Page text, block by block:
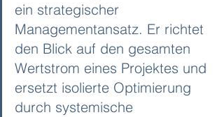
ein strategischer
Managementansatz. Er richtet
den Blick auf den gesamten
Wertstrom eines Projektes und
ersetzt isolierte Optimierung
durch systemische